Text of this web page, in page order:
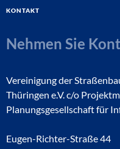
Kontakt
Nehmen Sie
Vereinigung der
Thüringen e.V. c/o
Planungsgesellschaft für
Eugen-Richter-Straße 44